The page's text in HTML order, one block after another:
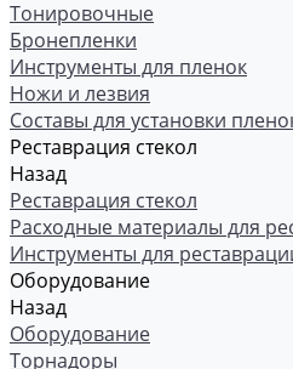
Тонировочные
Бронепленки
Инструменты для пленок
Ножи и лезвия
Составы для установки
Реставрация стекол
Назад
Реставрация стекол
Расходные материалы для
Инструменты для
Оборудование
Назад
Оборудование
Торнадоры